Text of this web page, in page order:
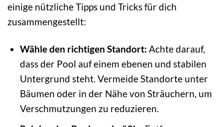
einige nützliche Tipps und Tricks für dich
zusammengestellt:
Wähle den richtigen Standort: Achte darauf,
dass der Pool auf einem ebenen und stabilen
Untergrund steht. Vermeide Standorte unter
Bäumen oder in der Nähe von Sträuchern, um
Verschmutzungen zu reduzieren.